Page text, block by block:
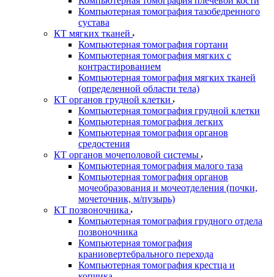
Компьютерная томография тазобедренного
сустава
КТ мягких тканей
Компьютерная томография гортани
Компьютерная томография мягких с
контрастированием
Компьютерная томография мягких тканей
(определенной области тела)
КТ органов грудной клетки
Компьютерная томография грудной клетки
Компьютерная томография легких
Компьютерная томография органов
средостения
КТ органов мочеполовой системы
Компьютерная томография малого таза
Компьютерная томография органов
мочеобразования и мочеотделения (почки,
мочеточник, м/пузырь)
КТ позвоночника
Компьютерная томография грудного отдела
позвоночника
Компьютерная томография
краниовертебрального перехода
Компьютерная томография крестца и